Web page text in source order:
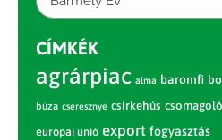
CÍMKÉK
agrárpiac alma baromfi
búza cseresznye csirkehús
európai unió export fogyasztás